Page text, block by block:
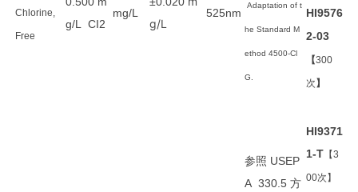
Chlorine,
Free
g/L CI2
mg/L
g/L
525nm
Adaptation of t
he Standard M
ethod 4500-Cl
G.
HI9576
2-03
【300
次】
参照 USEP
A 330.5 方
HI9371
1-T 【3
00次】